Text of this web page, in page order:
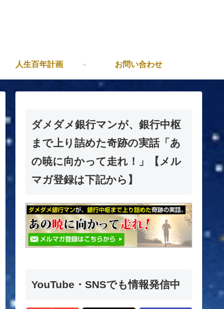
人生百年計画 お問い合わせ
ダメダメ銀行マンが、銀行中枢
まで上り詰めた奇跡の実話「あ
の暁に向かって走れ！」【メル
マガ登録は下記から】
YouTube・SNSでも情報発信中